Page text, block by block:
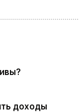
доходы